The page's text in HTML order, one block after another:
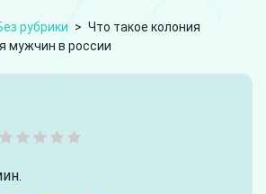
рубрики > Что такое колония
мужчин в россии